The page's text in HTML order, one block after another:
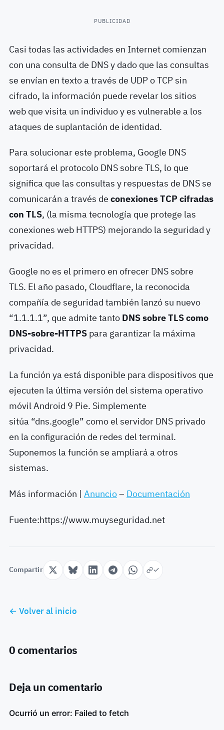
PUBLICIDAD
Casi todas las actividades en Internet comienzan
con una consulta de DNS y dado que las consultas
se envían en texto a través de UDP o TCP sin
cifrado, la información puede revelar los sitios
web que visita un individuo y es vulnerable a los
ataques de suplantación de identidad.
Para solucionar este problema, Google DNS
soportará el protocolo DNS sobre TLS, lo que
significa que las consultas y respuestas de DNS se
comunicarán a través de conexiones TCP cifradas
con TLS, (la misma tecnología que protege las
conexiones web HTTPS) mejorando la seguridad y
privacidad.
Google no es el primero en ofrecer DNS sobre
TLS. El año pasado, Cloudflare, la reconocida
compañía de seguridad también lanzó su nuevo
“1.1.1.1”, que admite tanto DNS sobre TLS como
DNS-sobre-HTTPSpara garantizar la máxima
privacidad.
La función ya está disponible para dispositivos que
ejecuten la última versión del sistema operativo
móvil Android 9 Pie. Simplemente
sitúa “dns.google” como el servidor DNS privado
en la configuración de redes del terminal.
Suponemos la función se ampliará a otros
sistemas.
Más información | Anuncio– Documentación
Fuente:https://www.muyseguridad.net
Compartir
← Volver al inicio
0 comentarios
Deja un comentario